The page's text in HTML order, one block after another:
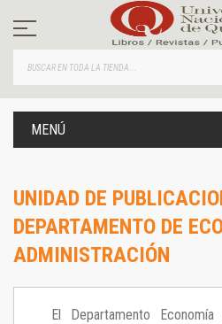
contenido
MENÚ
UNIDAD DE
DEPARTAMENTO DE
ADMINISTRACIÓN
El Departamento